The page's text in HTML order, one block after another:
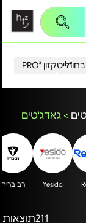
הייטקזון PRO²
> גאדג'טים
Yesido רב בריח
211תוצאות